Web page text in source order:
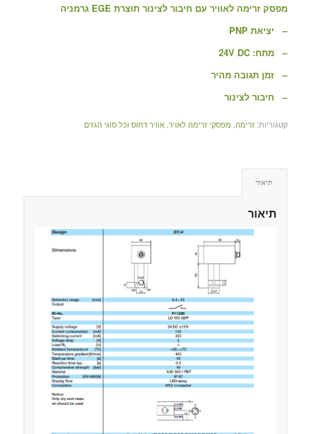
מפסק זרימה לאוויר עם חיבור לצינור תוצרת EGE גרמניה
– יציאת PNP
– מתח: 24V DC
– זמן תגובה מהיר
– חיבור לצינור
קטגוריות: זרימה, מפסקי זרימה לאויר, אוויר דחוס וכל סוגי הגזים
תיאור
תיאור